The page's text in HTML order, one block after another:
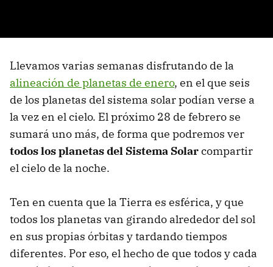
Llevamos varias semanas disfrutando de la
alineación de planetas de enero, en el que seis
de los planetas del sistema solar podían verse a
la vez en el cielo. El próximo 28 de febrero se
sumará uno más, de forma que podremos ver
todos los planetas del Sistema Solarcompartir
el cielo de la noche.
Ten en cuenta que la Tierra es esférica, y que
todos los planetas van girando alrededor del sol
en sus propias órbitas y tardando tiempos
diferentes. Por eso, el hecho de que todos y cada